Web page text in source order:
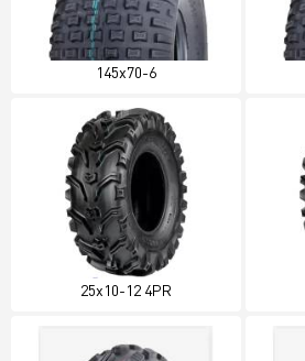
145x70-6
25x10-12 4PR